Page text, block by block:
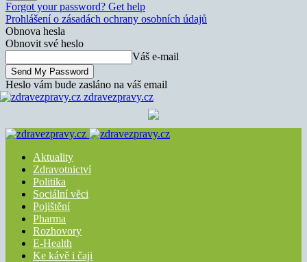
Forgot your password? Get help
Prohlášení o zásadách ochrany osobních údajů
Obnova hesla
Obnovit své heslo
Váš e-mail
Heslo vám bude zasláno na váš email
zdravezpravy.cz
Aktuality
Zdravotnictví
Politika
Sociální věci
Pojištění
Pharma
Rozhovory
E-Health
Ke kávě i čaji